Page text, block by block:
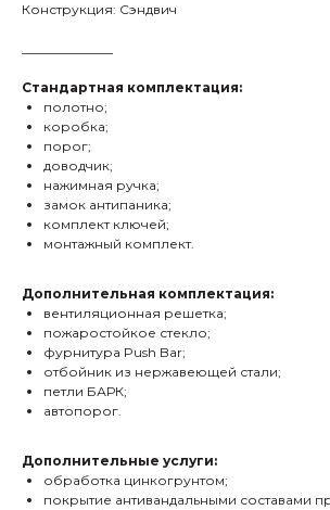
Конструкция: Сэндвич
Стандартная комплектация:
полотно;
коробка;
порог;
доводчик;
нажимная ручка;
замок антипаника;
комплект ключей;
монтажный комплект.
Дополнительная комплектация:
вентиляционная решетка;
пожаростойкое стекло;
фурнитура Push Bar;
отбойник из нержавеющей стали;
петли БАРК;
автопорог.
Дополнительные услуги:
обработка цинкогрунтом;
покрытие антивандальными составами